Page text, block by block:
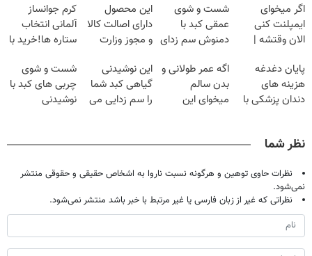
اگر میخوای
ایمپلنت کنی
الان وقتشه |
میلیون تومان!!!
شست و شوی
عمقی کبد با
دمنوش سم زدای
این محصول
دارای اصالت کالا
و مجوز وزارت
است(55%تخفیف)
کرم جوانساز
آلمانی انتخاب
ستاره ها!خرید با
پایان دغدغه
هزینه های
دندان پزشکی با
اگه عمر طولانی و
بدن سالم
میخوای این
این نوشیدنی
گیاهی کبد شما
را سم زدایی می
شست و شوی
چربی های کبد با
نوشیدنی
نظر شما
نظرات حاوی توهین و هرگونه نسبت ناروا به اشخاص حقیقی و حقوقی منتشر
نمی‌شود.
نظراتی که غیر از زبان فارسی یا غیر مرتبط با خبر باشد منتشر نمی‌شود.